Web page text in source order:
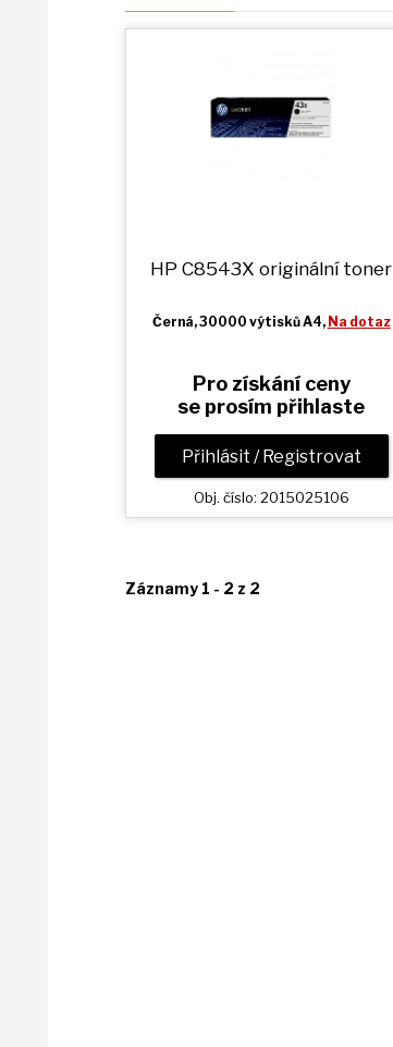
HP C8543X originální toner
Černá, 30000 výtisků A4, Na dotaz
Pro získání ceny
se prosím přihlaste
Přihlásit / Registrovat
Obj. číslo: 2015025106
Záznamy 1 - 2 z 2